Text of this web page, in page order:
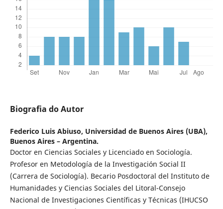
Biografia do Autor
Federico Luis Abiuso, Universidad de Buenos Aires (UBA),
Buenos Aires – Argentina.
Doctor en Ciencias Sociales y Licenciado en Sociología.
Profesor en Metodología de la Investigación Social II
(Carrera de Sociología). Becario Posdoctoral del Instituto de
Humanidades y Ciencias Sociales del Litoral-Consejo
Nacional de Investigaciones Científicas y Técnicas (IHUCSO